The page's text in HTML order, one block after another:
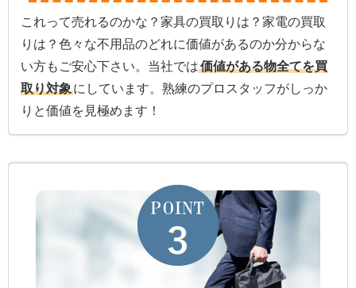
これって売れるのかな？家具の買取りは？家電の買取
りは？色々な不用品のどれに価値があるのか分からな
い方もご安心下さい。当社では価値がある物全てを買
取り対象にしています。熟練のプロスタッフがしっか
りと価値を見極めます！